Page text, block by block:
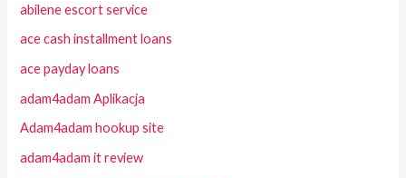
abilene escort service
ace cash installment loans
ace payday loans
adam4adam Aplikacja
Adam4adam hookup site
adam4adam it review